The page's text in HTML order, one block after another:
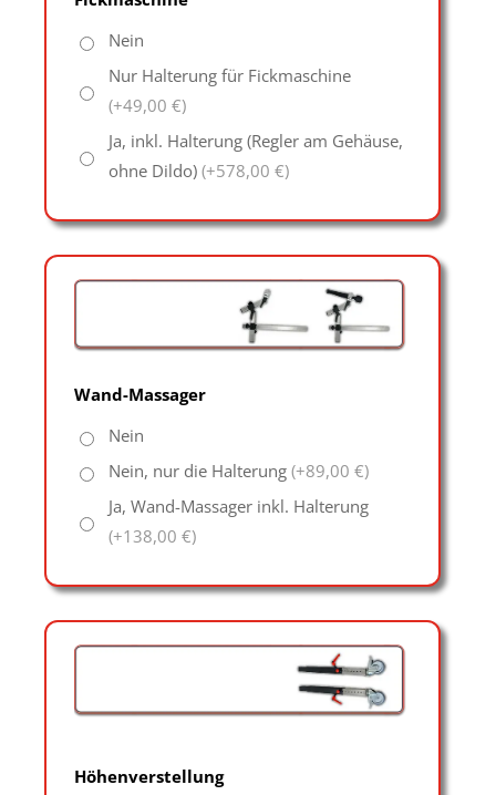
Nein
Nur Halterung für Fickmaschine
(+49,00 €)
Ja, inkl. Halterung (Regler am Gehäuse,
ohne Dildo) (+578,00 €)
Wand-Massager
Nein
Nein, nur die Halterung (+89,00 €)
Ja, Wand-Massager inkl. Halterung
(+138,00 €)
Höhenverstellung